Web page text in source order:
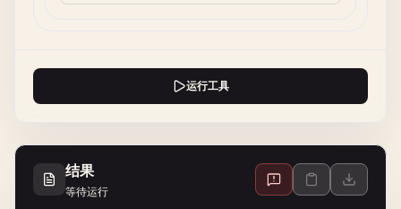
运行工具
结果
等待运行